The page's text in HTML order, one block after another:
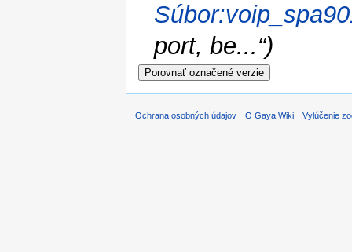
port, be...“)
Ochrana osobných údajov O Gaya Wiki Vylúčenie